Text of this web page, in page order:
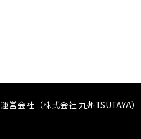
運営会社（株式会社 九州TSUTAYA）